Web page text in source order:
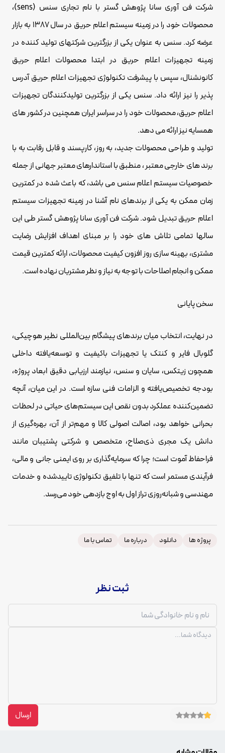
شرکت فن آوری سانا پژوهش گستر با نام تجاری سنس (sens)،
محصولات خود را در زمینه سیستم اعلام حریق در سال ۱۳۸۷ به بازار
عرضه کرد. سنس به عنوان یکی از بزرگترین شرکتهای تولید کننده در
زمینه تجهیزات اعلام حریق در ابتدا محصولات اعلام حریق
کانونشنال، سپس با پیشرفت تکنولوژی تجهیزات اعلام حریق آدرس
پذیر را نیز ارائه داد. سنس یکی از بزرگترین تولیدکنندگان تجهیزات
اعلام حریق، محصولات خود را در سراسر ایران همچنین در کشور های
همسایه نیز ارائه می دهد.
تولید و طراحی محصولات جدید، به روز، کارپسند و قابل رقابت به با
برند های خارجی معتبر ، منطبق با استاندارهای معتبر جهانی از جمله
خصوصیات سیستم اعلام سنس می باشد، که باعث شده در کمترین
زمان ممکن به یکی از برندهای نام آشنا در زمینه تجهیزات سیستم
اعلام حریقتبدیل شود. شرکت فن آوری سانا پژوهش گستر طی این
سالها تمامی تلاش های خود را بر مبنای اهداف افزایش رضایت
مشتری، بهینه سازی روز افزون کیفیت محصولات، ارائه کمترین قیمت
ممکن و انجام اصلاحات با توجه به نیاز و نظر مشتریان نهاده است.
سخن پایانی
در نهایت، انتخاب میان برندهای پیشگام بین‌المللی نظیر هوچیکی،
گلوبال فایر و کنتک یا تجهیزات باکیفیت و توسعه‌یافته داخلی
همچون زیتکس، سایان و سنس، نیازمند ارزیابی دقیق ابعاد پروژه،
بودجه تخصیص‌یافته و الزامات فنی سازه است. در این میان، آنچه
تضمین‌کننده عملکرد بدون نقص این سیستم‌های حیاتی در لحظات
بحرانی خواهد بود، اصالت اصولی کالا و مهم‌تر از آن، بهره‌گیری از
دانش یک مجری ذی‌صلاح، متخصص و شرکتی پشتیبان مانند
فراحفاظ آموت است؛ چرا که سرمایه‌گذاری بر روی ایمنی جانی و مالی،
فرآیندی مستمر است که تنها با تلفیق تکنولوژی تاییدشده و خدمات
مهندسی و شبانه‌روزی تراز اول به اوج بازدهی خود می‌رسد.
پروژه ها دانلود درباره ما تماس با ما
ثبت نظر
ارسال